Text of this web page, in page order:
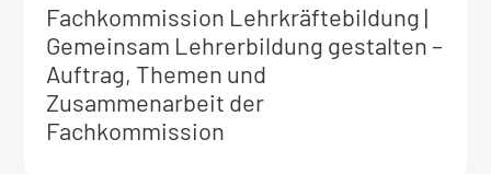
Weitere
Informationen
zum
Seminar:
Fachkommission Lehrkräftebildung |
Gemeinsam Lehrerbildung gestalten –
Auftrag, Themen und
Zusammenarbeit der
Fachkommission